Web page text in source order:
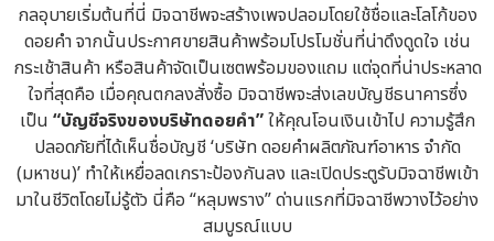
กลอุบายเริ่มต้นที่นี่ มิจฉาชีพจะสร้างเพจปลอมโดยใช้ชื่อและโลโก้ของ
ดอยคำ จากนั้นประกาศขายสินค้าพร้อมโปรโมชั่นที่น่าดึงดูดใจ เช่น
กระเช้าสินค้า หรือสินค้าจัดเป็นเซตพร้อมของแถม แต่จุดที่น่าประหลาด
ใจที่สุดคือ เมื่อคุณตกลงสั่งซื้อ มิจฉาชีพจะส่งเลขบัญชีธนาคารซึ่ง
เป็น “บัญชีจริงของบริษัทดอยคำ”ให้คุณโอนเงินเข้าไป ความรู้สึก
ปลอดภัยที่ได้เห็นชื่อบัญชี ‘บริษัท ดอยคำผลิตภัณฑ์อาหาร จำกัด
(มหาชน)’ ทำให้เหยื่อลดเกราะป้องกันลง และเปิดประตูรับมิจฉาชีพเข้า
มาในชีวิตโดยไม่รู้ตัว นี่คือ “หลุมพราง” ด่านแรกที่มิจฉาชีพวางไว้อย่าง
สมบูรณ์แบบ